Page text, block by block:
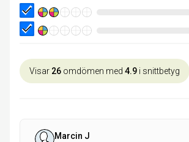
Visar 26 omdömen med 4.9 i snittbetyg
Marcin J